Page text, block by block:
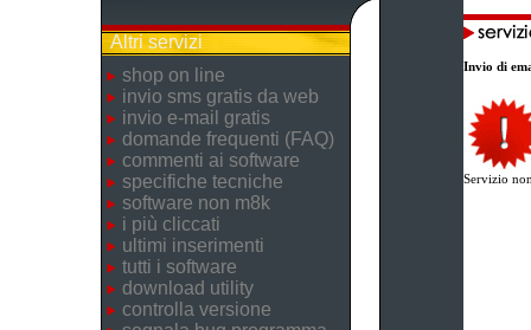
Altri servizi
shop on line
invio sms gratis da web
invio e-mail gratis
domande frequenti (FAQ)
commenti ai software
specifiche tecniche
software non m8k
i più cliccati
ultimi inserimenti
tutti i software
download utility
controlla versione
Invio di
Servizio